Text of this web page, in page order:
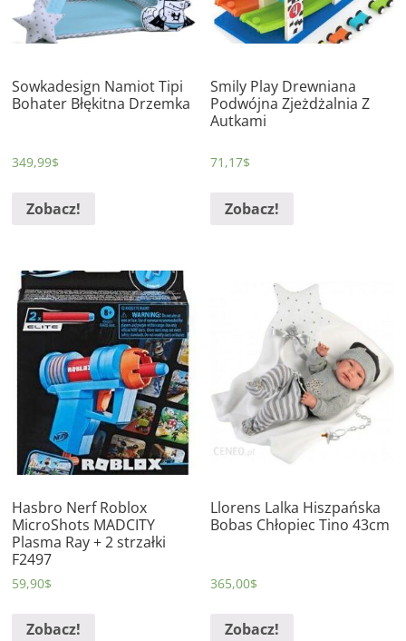
Sowkadesign Namiot Tipi
Bohater Błękitna Drzemka
349,99$
Zobacz!
Smily Play Drewniana
Podwójna Zjeżdżalnia Z
Autkami
71,17$
Zobacz!
Hasbro Nerf Roblox
MicroShots MADCITY
Plasma Ray + 2 strzałki
F2497
59,90$
Zobacz!
Llorens Lalka Hiszpańska
Bobas Chłopiec Tino 43cm
365,00$
Zobacz!